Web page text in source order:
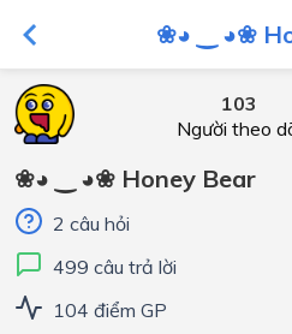
❀◕ ‿ ◕❀
103
Người theo
❀◕ ‿ ◕❀ Honey Bear
2 câu hỏi
499 câu trả lời
104 điểm GP